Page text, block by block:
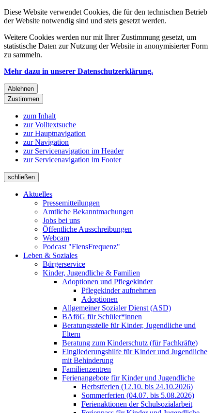
Diese Website verwendet Cookies, die für den technischen Betrieb
der Website notwendig sind und stets gesetzt werden.
Weitere Cookies werden nur mit Ihrer Zustimmung gesetzt, um
statistische Daten zur Nutzung der Website in anonymisierter Form
zu sammeln.
Mehr dazu in unserer Datenschutzerklärung.
Ablehnen
Zustimmen
zum Inhalt
zur Volltextsuche
zur Hauptnavigation
zur Navigation
zur Servicenavigation im Header
zur Servicenavigation im Footer
schließen
Aktuelles
Pressemitteilungen
Amtliche Bekanntmachungen
Jobs bei uns
Öffentliche Ausschreibungen
Webcam
Podcast "FlensFrequenz"
Leben & Soziales
Bürgerservice
Kinder, Jugendliche & Familien
Adoptionen und Pflegekinder
Pflegekinder aufnehmen
Adoptionen
Allgemeiner Sozialer Dienst (ASD)
BAföG für Schüler*innen
Beratungsstelle für Kinder, Jugendliche und
Eltern
Beratung zum Kinderschutz (für Fachkräfte)
Eingliederungshilfe für Kinder und Jugendliche
mit Behinderung
Familienzentren
Ferienangebote für Kinder und Jugendliche
Herbstferien (12.10. bis 24.10.2026)
Sommerferien (04.07. bis 5.08.2026)
Ferienaktionen der Schulsozialarbeit